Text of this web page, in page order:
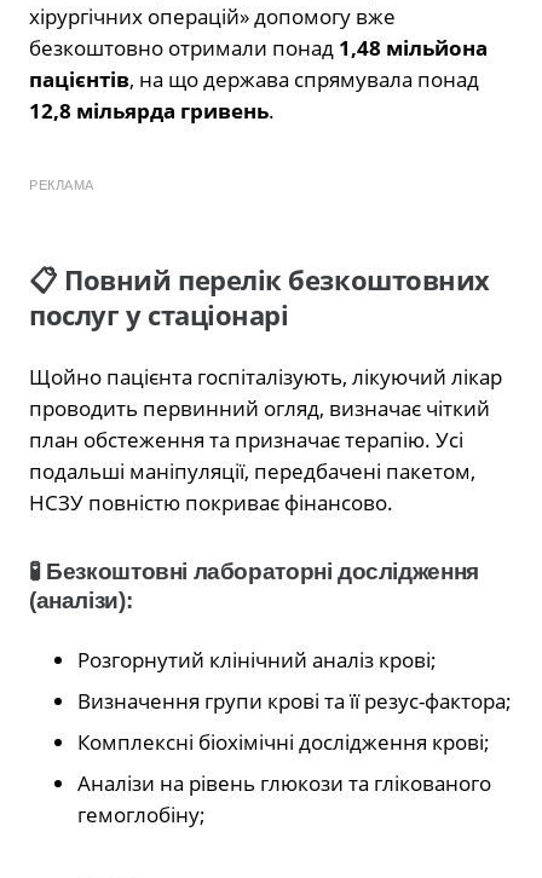
хірургічних операцій» допомогу вже
безкоштовно отримали понад 1,48 мільйона
пацієнтів, на що держава спрямувала понад
12,8 мільярда гривень.
РЕКЛАМА
📋 Повний перелік безкоштовних
послуг у стаціонарі
Щойно пацієнта госпіталізують, лікуючий лікар
проводить первинний огляд, визначає чіткий
план обстеження та призначає терапію. Усі
подальші маніпуляції, передбачені пакетом,
НСЗУ повністю покриває фінансово.
🧪 Безкоштовні лабораторні дослідження
(аналізи):
Розгорнутий клінічний аналіз крові;
Визначення групи крові та її резус-фактора;
Комплексні біохімічні дослідження крові;
Аналізи на рівень глюкози та глікованого
гемоглобіну;